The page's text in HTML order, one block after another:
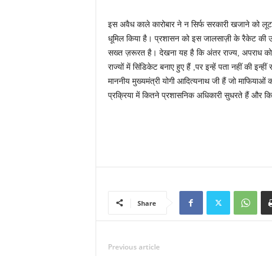
इस अवैध काले कारोबार ने न सिर्फ सरकारी खजाने को
धूमिल किया है। प्रशासन को इस जालसाज़ी के रैकेट की
सख्त ज़रूरत है। देखना यह है कि अंतर राज्य, अपराध को
राज्यों में सिंडिकेट बनाए हुए हैं ,पर इन्हें पता नहीं की
माननीय मुख्यमंत्री योगी आदित्यनाथ जी हैं जो
प्रक्रिया में कितने प्रशासनिक अधिकारी सुधरते हैं और
Share
Previous article